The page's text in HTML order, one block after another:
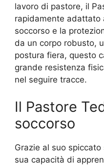
lavoro di pastore, il
rapidamente adattato
soccorso e la
da un corpo robusto,
postura fiera, questo
grande resistenza
nel seguire tracce.
Il Pastore
soccorso
Grazie al suo spiccato
sua capacità di